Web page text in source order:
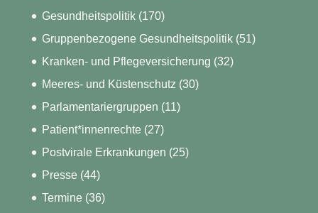
Gesundheitspolitik(170)
Gruppenbezogene Gesundheitspolitik(51)
Kranken- und Pflegeversicherung (32)
Meeres- und Küstenschutz (30)
Parlamentariergruppen (11)
Patient*innenrechte(27)
Postvirale Erkrankungen (25)
Presse(44)
Termine(36)